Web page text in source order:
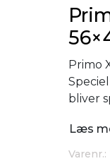
Primo
bliver
Læs
Varenr.: